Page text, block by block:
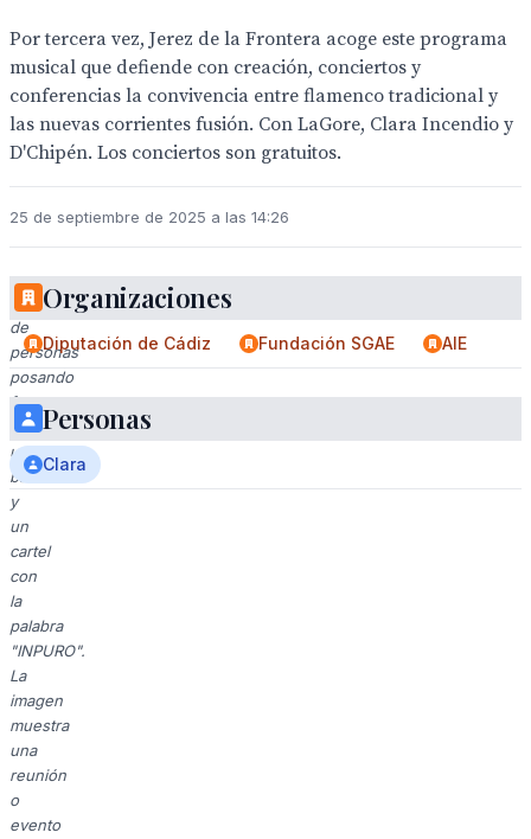
Por tercera vez, Jerez de la Frontera acoge este programa
musical que defiende con creación, conciertos y
conferencias la convivencia entre flamenco tradicional y
las nuevas corrientes fusión. Con LaGore, Clara Incendio y
D'Chipén. Los conciertos son gratuitos.
25 de septiembre de 2025 a las 14:26
Grupos
de
personas
posando
frente
a
una
bandera
y
un
cartel
con
la
palabra
"INPURO".
La
imagen
muestra
una
reunión
o
evento
Organizaciones
Diputación de Cádiz Fundación SGAE AIE
Personas
Clara